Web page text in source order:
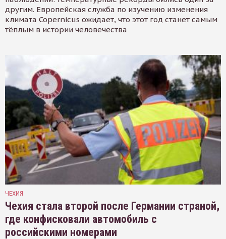
другим. Европейская служба по изучению изменения
климата Copernicus ожидает, что этот год станет самым
тёплым в истории человечества
ЧЕХИЯ
Чехия стала второй после Германии страной,
где конфисковали автомобиль с
российскими номерами